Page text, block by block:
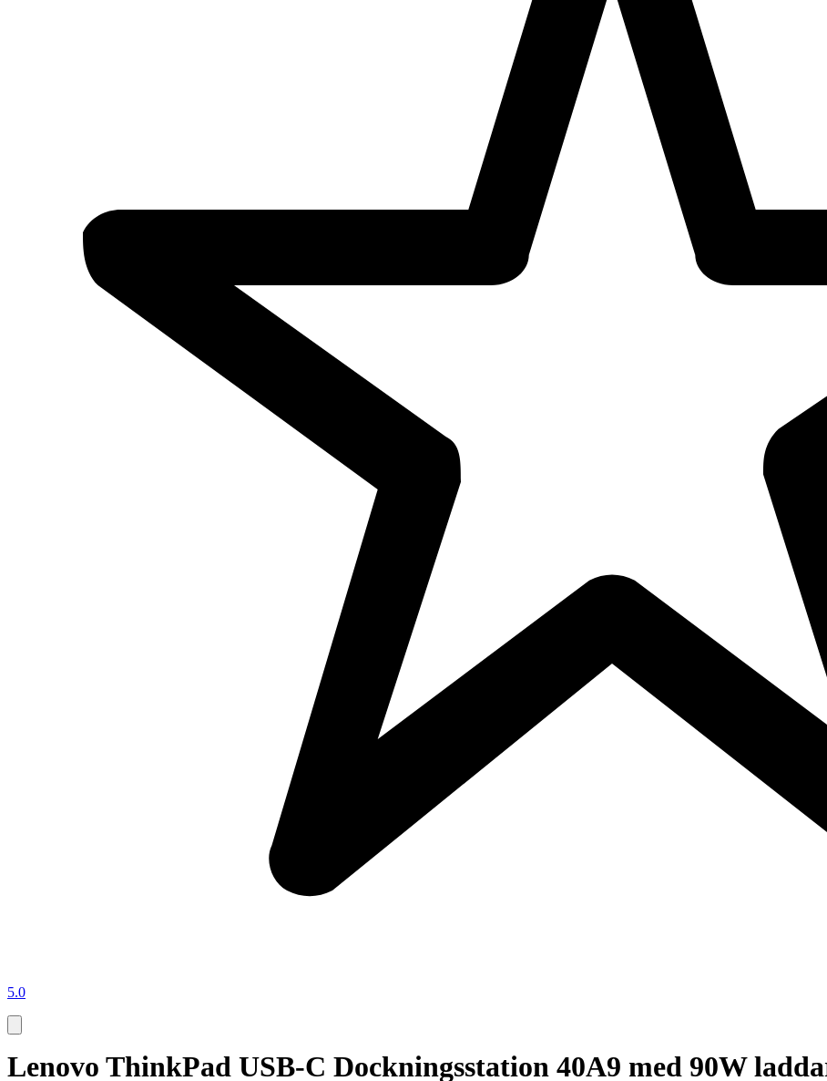
5.0
Lenovo ThinkPad USB-C Dockningsstation 40A9 med 90W